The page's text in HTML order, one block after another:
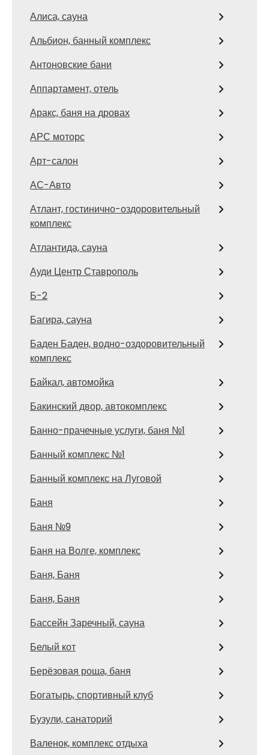
Алиса, сауна
Альбион, банный комплекс
Антоновские бани
Аппартамент, отель
Аракс, баня на дровах
АРС моторс
Арт-салон
АС-Авто
Атлант, гостинично-оздоровительный
комплекс
Атлантида, сауна
Ауди Центр Ставрополь
Б-2
Багира, сауна
Баден Баден, водно-оздоровительный
комплекс
Байкал, автомойка
Бакинский двор, автокомплекс
Банно-прачечные услуги, баня №1
Банный комплекс №1
Банный комплекс на Луговой
Баня
Баня №9
Баня на Волге, комплекс
Баня, Баня
Баня, Баня
Бассейн Заречный, сауна
Белый кот
Берёзовая роща, баня
Богатырь, спортивный клуб
Бузули, санаторий
Валенок, комплекс отдыха